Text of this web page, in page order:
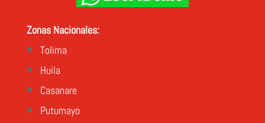
Zonas Nacionales:
Tolima
Huila
Casanare
Putumayo